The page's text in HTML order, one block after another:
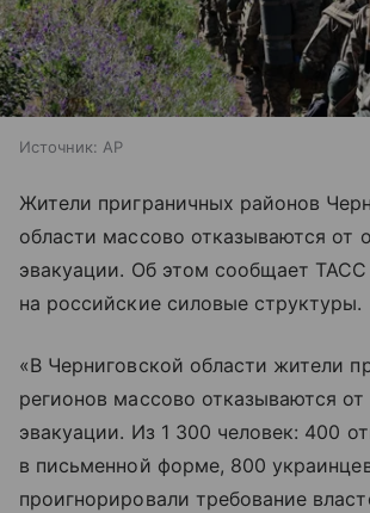
Источник: AP
Жители приграничных районов
области массово отказываются от
эвакуации. Об этом сообщает
на российские силовые структуры.
«В Черниговской области жители
регионов массово отказываются от
эвакуации. Из 1 300 человек: 400
в письменной форме, 800
проигнорировали требование